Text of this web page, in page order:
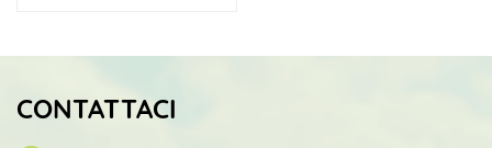
CONTATTACI